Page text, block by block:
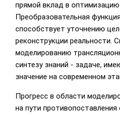
прямой вклад в
Преобразовательная
способствует уточнению
реконструкции реальности.
моделированию
синтезу знаний - задаче,
значение на современном
Прогресс в области
на пути